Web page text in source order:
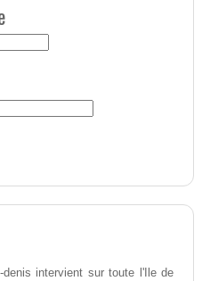
denis intervient sur toute l'Ile de